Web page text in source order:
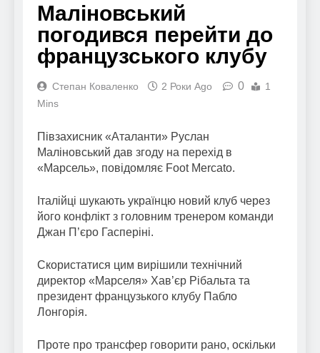
Маліновський
погодився перейти до
французського клубу
Степан Коваленко 2 Роки Ago 0
1
Mins
Півзахисник «Аталанти» Руслан
Маліновський дав згоду на перехід в
«Марсель», повідомляє Foot Mercato.
Італійці шукають українцю новий клуб через
його конфлікт з головним тренером команди
Джан П’єро Гасперіні.
Скористатися цим вирішили технічний
директор «Марселя» Хав’єр Рібальта та
президент французького клубу Пабло
Лонгорія.
Проте про трансфер говорити рано, оскільки